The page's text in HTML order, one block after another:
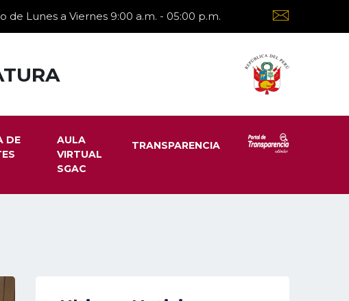
de Lunes a Viernes 9:00 a.m. - 05:00 p.m.
DE
AULA
VIRTUAL
SGAC
TRANSPARENCIA